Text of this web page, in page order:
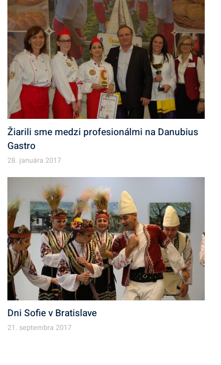
Žiarili sme medzi profesionálmi na Danubius
Gastro
28. januára 2017
Dni Sofie v Bratislave
21. septembra 2017